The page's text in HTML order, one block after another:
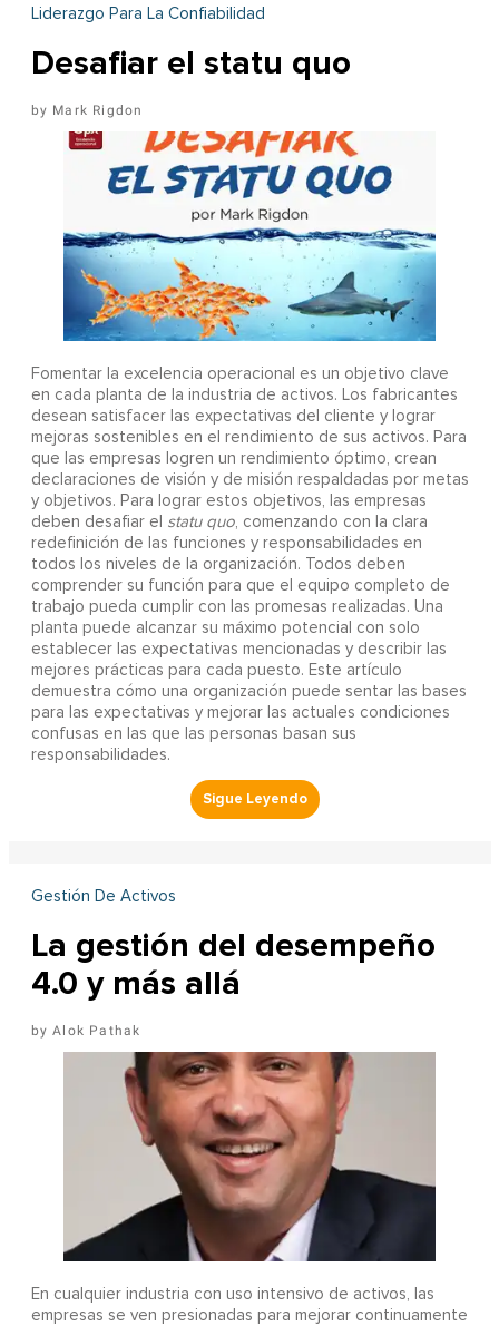
Liderazgo Para La Confiabilidad
Desafiar el statu quo
Mark Rigdon
Fomentar la excelencia operacional es un objetivo clave
en cada planta de la industria de activos. Los fabricantes
desean satisfacer las expectativas del cliente y lograr
mejoras sostenibles en el rendimiento de sus activos. Para
que las empresas logren un rendimiento óptimo, crean
declaraciones de visión y de misión respaldadas por metas
y objetivos. Para lograr estos objetivos, las empresas
deben desafiar el statu quo, comenzando con la clara
redefinición de las funciones y responsabilidades en
todos los niveles de la organización. Todos deben
comprender su función para que el equipo completo de
trabajo pueda cumplir con las promesas realizadas. Una
planta puede alcanzar su máximo potencial con solo
establecer las expectativas mencionadas y describir las
mejores prácticas para cada puesto. Este artículo
demuestra cómo una organización puede sentar las bases
para las expectativas y mejorar las actuales condiciones
confusas en las que las personas basan sus
responsabilidades.
Gestión De Activos
La gestión del desempeño
4.0 y más allá
Alok Pathak
En cualquier industria con uso intensivo de activos, las
empresas se ven presionadas para mejorar continuamente